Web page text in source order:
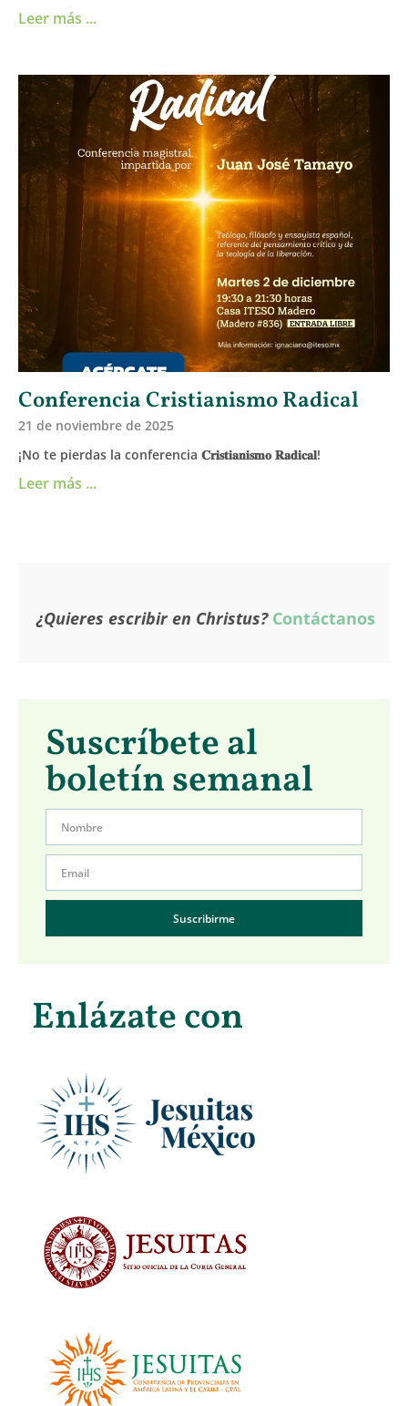
Leer más ...
Conferencia Cristianismo Radical
21 de noviembre de 2025
¡No te pierdas la conferencia 𝐂𝐫𝐢𝐬𝐭𝐢𝐚𝐧𝐢𝐬𝐦𝐨 𝐑𝐚𝐝𝐢𝐜𝐚𝐥!
Leer más ...
¿Quieres escribir en Christus? Contáctanos
Suscríbete al
boletín semanal
Suscribirme
Enlázate con